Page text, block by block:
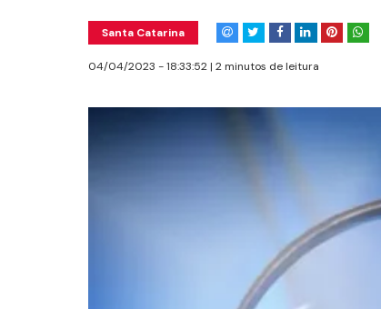
Santa Catarina
04/04/2023 - 18:33:52 | 2 minutos de leitura